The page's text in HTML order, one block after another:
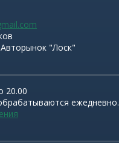
"Лоск"
20.00
ежедневно.